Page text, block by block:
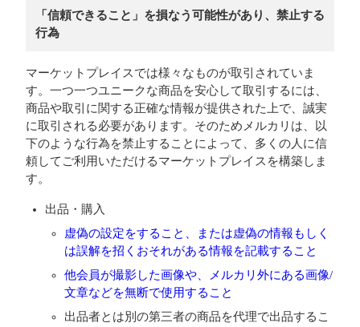
「信頼できること」を損なう可能性があり、禁止する
行為
マーケットプレイスでは様々なものが取引されていま
す。一つ一つユニークな商品を安心して取引するには、
商品や取引に関する正確な情報が提供された上で、誠実
に取引される必要があります。そのためメルカリは、以
下のような行為を禁止することによって、多くの人に信
頼してご利用いただけるマーケットプレイスを構築しま
す。
出品・購入
虚偽の設定をすること、または虚偽の情報もしく
は誤解を招くおそれがある情報を記載すること
他会員が撮影した画像や、メルカリ外にある画像/
文章などを無断で使用すること
出品者とは別の第三者の商品を代理で出品するこ